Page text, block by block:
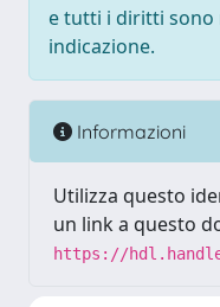
e tutti i diritti sono
indicazione.
Informazioni
Utilizza questo
un link a questo
https://